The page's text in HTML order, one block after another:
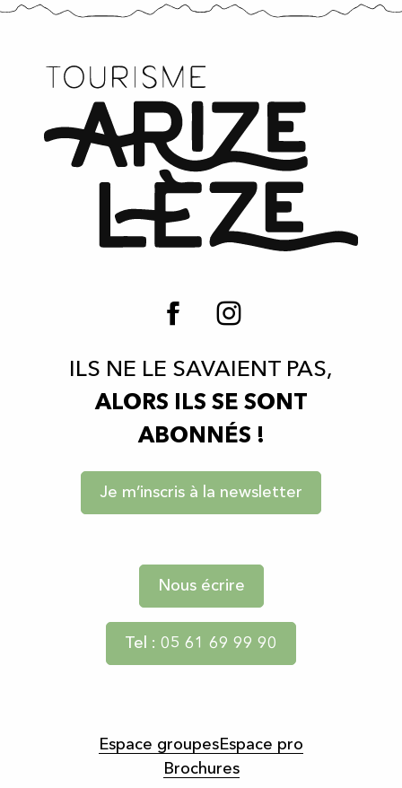
ILS NE LE SAVAIENT PAS,
ALORS ILS SE SONT
ABONNÉS !
Je m’inscris à la newsletter
Nous écrire
Tel : 05 61 69 99 90
Espace groupesEspace pro
Brochures